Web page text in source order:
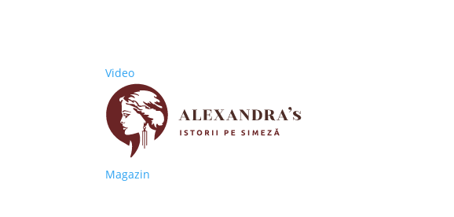
Video
Magazin